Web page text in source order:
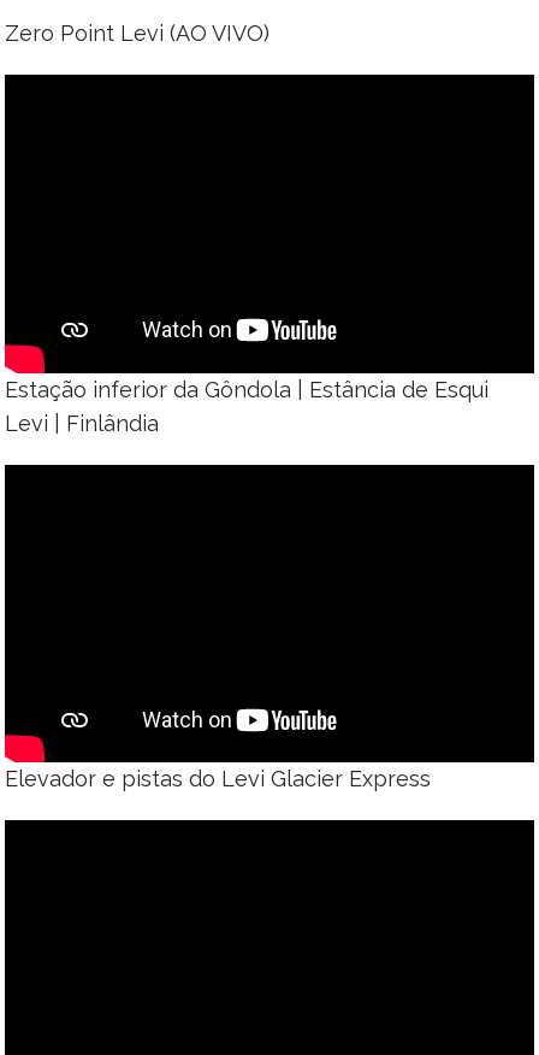
Zero Point Levi (AO VIVO)
Estação inferior da Gôndola | Estância de Esqui
Levi | Finlândia
Elevador e pistas do Levi Glacier Express